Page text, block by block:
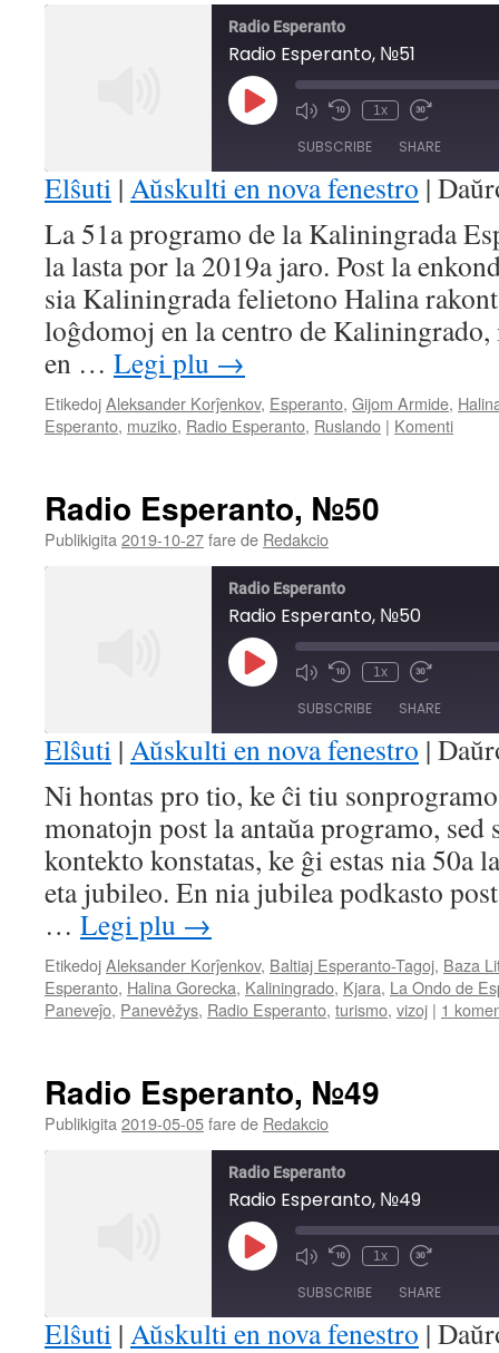
Radio Esperanto
Radio Esperanto, №51
Play
Episode Mute/Unmute
Rewind
Seconds
1x
Fast
30
seconds
SUBSCRIBE SHARE
RSS FEED
LINK
EMBED
Elŝuti | Aŭskulti en nova fenestro |
La 51a programo de la Kaliningrada
la lasta por la 2019a jaro. Post la
sia Kaliningrada felietono Halina
loĝdomoj en la centro de
en … Legi plu →
EtikedojAleksander Korĵenkov, Esperanto, Gijom Armide,
Esperanto, muziko, Radio Esperanto, Ruslando | Komenti
Radio Esperanto, №50
Publikigita 2019-10-27fare de Redakcio
Radio Esperanto
Radio Esperanto, №50
Play
Episode Mute/Unmute
Rewind
Seconds
1x
Fast
30
seconds
SUBSCRIBE SHARE
RSS FEED
LINK
EMBED
Elŝuti | Aŭskulti en nova fenestro |
Ni hontas pro tio, ke ĉi tiu sonprogramo
monatojn post la antaŭa programo, sed
kontekto konstatas, ke ĝi estas nia 50a
eta jubileo. En nia jubilea podkasto
… Legi plu →
EtikedojAleksander Korĵenkov, Baltiaj Esperanto-Tagoj, Baza
Esperanto, Halina Gorecka, Kaliningrado, Kjara, La Ondo de
Paneveĵo, Panevėžys, Radio Esperanto, turismo, vizoj | 1
Radio Esperanto, №49
Publikigita 2019-05-05fare de Redakcio
Radio Esperanto
Radio Esperanto, №49
Play
Episode Mute/Unmute
Rewind
Seconds
1x
Fast
30
seconds
SUBSCRIBE SHARE
Elŝuti | Aŭskulti en nova fenestro |